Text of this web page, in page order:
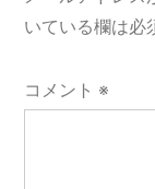
いている欄は必
コメント ※